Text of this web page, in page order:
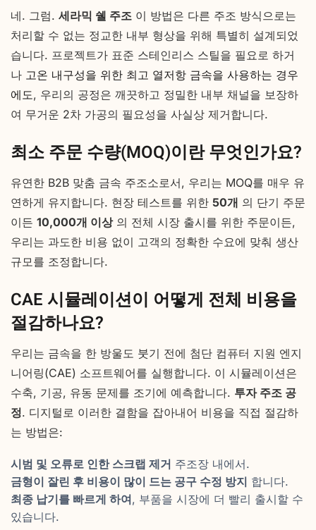
네. 그럼. 세라믹 쉘 주조 이 방법은 다른 주조 방식으로는
처리할 수 없는 정교한 내부 형상을 위해 특별히 설계되었
습니다. 프로젝트가 표준 스테인리스 스틸을 필요로 하거
나 고온 내구성을 위한 최고 열저항 금속을 사용하는 경우
에도, 우리의 공정은 깨끗하고 정밀한 내부 채널을 보장하
여 무거운 2차 가공의 필요성을 사실상 제거합니다.
최소 주문 수량(MOQ)이란 무엇인가요?
유연한 B2B 맞춤 금속 주조소로서, 우리는 MOQ를 매우 유
연하게 유지합니다. 현장 테스트를 위한 50개 의 단기 주문
이든 10,000개 이상의 전체 시장 출시를 위한 주문이든,
우리는 과도한 비용 없이 고객의 정확한 수요에 맞춰 생산
규모를 조정합니다.
CAE 시뮬레이션이 어떻게 전체 비용을
절감하나요?
우리는 금속을 한 방울도 붓기 전에 첨단 컴퓨터 지원 엔지
니어링(CAE) 소프트웨어를 실행합니다. 이 시뮬레이션은
수축, 기공, 유동 문제를 조기에 예측합니다. 투자 주조 공
정. 디지털로 이러한 결함을 잡아내어 비용을 직접 절감하
는 방법은:
시범 및 오류로 인한 스크랩 제거 주조장 내에서.
금형이 잘린 후 비용이 많이 드는 공구 수정 방지 합니다.
최종 납기를 빠르게 하여, 부품을 시장에 더 빨리 출시할 수
있습니다.